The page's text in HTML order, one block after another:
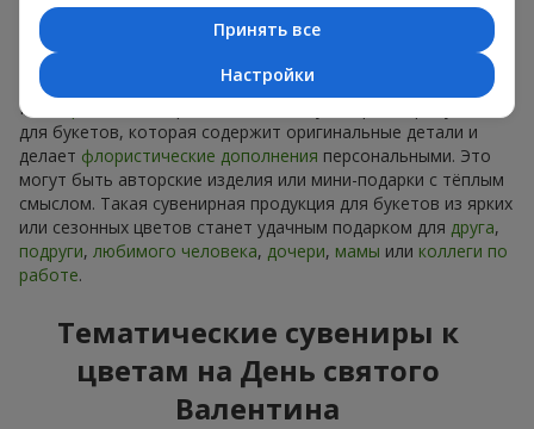
Сувенирная продукция к
букетам на День рождения
К
для букетов, которая содержит оригинальные детали и
делает флористические дополнения персональными. Это
могут быть авторские изделия или мини-подарки с тёплым
смыслом. Такая сувенирная продукция для букетов из ярких
или сезонных цветов станет удачным подарком для друга,
подруги, любимого человека, дочери, мамы или коллеги по
работе.
Тематические сувениры к
цветам на День святого
Валентина
Принять все
Настройки